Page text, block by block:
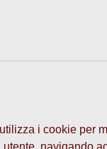
i cookie per
utente, navigando